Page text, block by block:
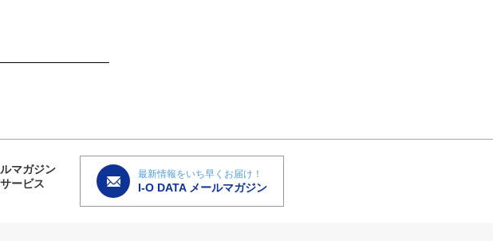
マガジン
ービス
最新情報をいち早くお届け！
I-O DATA メールマガジン